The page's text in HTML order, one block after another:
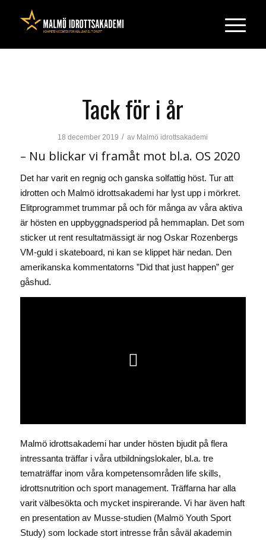
Tack för i år
18 december 2019 / av Malmö idrottsakademi
– Nu blickar vi framåt mot bl.a. OS 2020
Det har varit en regnig och ganska solfattig höst. Tur att
idrotten och Malmö idrottsakademi har lyst upp i mörkret.
Elitprogrammet trummar på och för många av våra aktiva
är hösten en uppbyggnadsperiod på hemmaplan. Det som
sticker ut rent resultatmässigt är nog Oskar Rozenbergs
VM-guld i skateboard, ni kan se klippet här nedan. Den
amerikanska kommentatorns ”Did that just happen” ger
gåshud.
Malmö idrottsakademi har under hösten bjudit på flera
intressanta träffar i våra utbildningslokaler, bl.a. tre
tematräffar inom våra kompetensområden life skills,
idrottsnutrition och sport management. Träffarna har alla
varit välbesökta och mycket inspirerande. Vi har även haft
en presentation av Musse-studien (Malmö Youth Sport
Study) som lockade stort intresse från såväl akademin